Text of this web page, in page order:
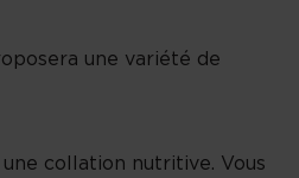
une variété de
collation nutritive. Vous